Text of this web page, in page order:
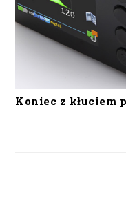
Koniec z kłuciem